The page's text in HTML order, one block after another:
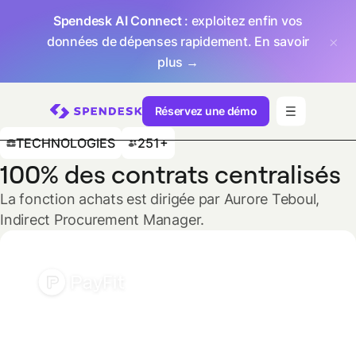
Spendesk AI Connect: exploitez enfin vos
données de dépenses rapidement. En savoir
plus →
Réservez une démo
TECHNOLOGIES 251+
100% des contrats centralisés
La fonction achats est dirigée par Aurore Teboul,
Indirect Procurement Manager.